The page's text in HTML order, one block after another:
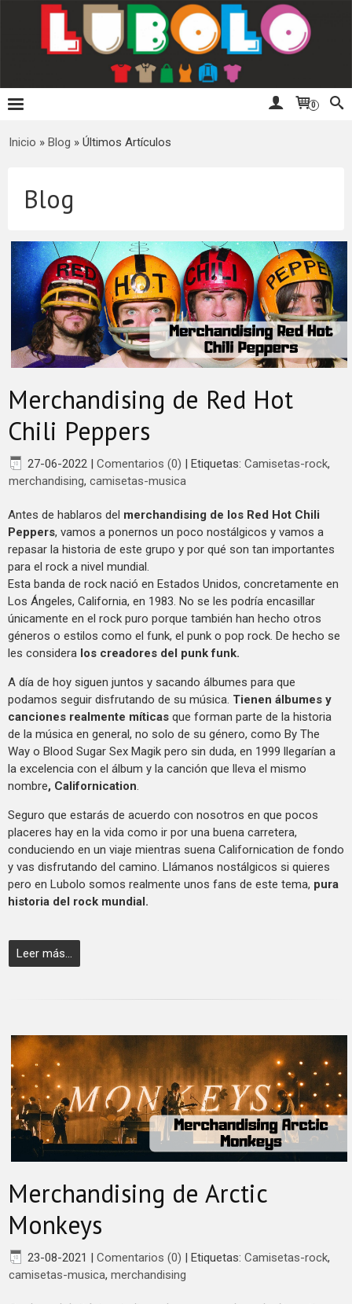
0
Inicio » Blog » Últimos Artículos
Blog
Merchandising de Red Hot
Chili Peppers
27-06-2022 Comentarios (0) Etiquetas: Camisetas-rock,
merchandising, camisetas-musica
Antes de hablaros del merchandising de los Red Hot Chili
Peppers, vamos a ponernos un poco nostálgicos y vamos a
repasar la historia de este grupo y por qué son tan importantes
para el rock a nivel mundial.
Esta banda de rock nació en Estados Unidos, concretamente en
Los Ángeles, California, en 1983. No se les podría encasillar
únicamente en el rock puro porque también han hecho otros
géneros o estilos como el funk, el punk o pop rock. De hecho se
les considera los creadores del punk funk.
A día de hoy siguen juntos y sacando álbumes para que
podamos seguir disfrutando de su música. Tienen álbumes y
canciones realmente míticas que forman parte de la historia
de la música en general, no solo de su género, como By The
Way o Blood Sugar Sex Magik pero sin duda, en 1999 llegarían a
la excelencia con el álbum y la canción que lleva el mismo
nombre, Californication.
Seguro que estarás de acuerdo con nosotros en que pocos
placeres hay en la vida como ir por una buena carretera,
conduciendo en un viaje mientras suena Californication de fondo
y vas disfrutando del camino. Llámanos nostálgicos si quieres
pero en Lubolo somos realmente unos fans de este tema, pura
historia del rock mundial.
Leer más...
Merchandising de Arctic
Monkeys
23-08-2021 | Comentarios (0) | Etiquetas: Camisetas-rock,
camisetas-musica, merchandising